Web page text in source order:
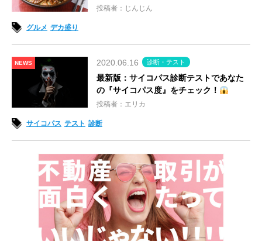
投稿者：じんじん
グルメ デカ盛り
NEWS 2020.06.16 診断・テスト
最新版：サイコパス診断テストであなた
の『サイコパス度』をチェック！
投稿者：エリカ
サイコパス テスト 診断